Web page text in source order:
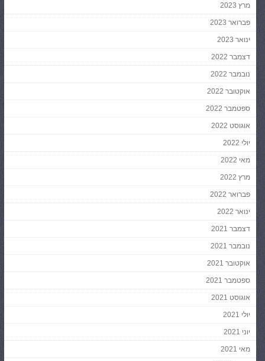
מרץ 2023
פברואר 2023
ינואר 2023
דצמבר 2022
נובמבר 2022
אוקטובר 2022
ספטמבר 2022
אוגוסט 2022
יולי 2022
מאי 2022
מרץ 2022
פברואר 2022
ינואר 2022
דצמבר 2021
נובמבר 2021
אוקטובר 2021
ספטמבר 2021
אוגוסט 2021
יולי 2021
יוני 2021
מאי 2021